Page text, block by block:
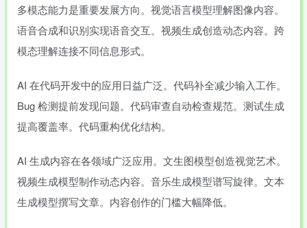
多模态能力是重要发展方向。视觉语言模型理解图像内容。
语音合成和识别实现语音交互。视频生成创造动态内容。跨
模态理解连接不同信息形式。
AI 在代码开发中的应用日益广泛。代码补全减少输入工作。
Bug 检测提前发现问题。代码审查自动检查规范。测试生成
提高覆盖率。代码重构优化结构。
AI 生成内容在各领域广泛应用。文生图模型创造视觉艺术。
视频生成模型制作动态内容。音乐生成模型谱写旋律。文本
生成模型撰写文章。内容创作的门槛大幅降低。